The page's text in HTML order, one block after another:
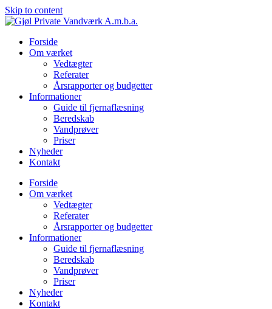
Skip to content
Forside
Om værket
Vedtægter
Referater
Årsrapporter og budgetter
Informationer
Guide til fjernaflæsning
Beredskab
Vandprøver
Priser
Nyheder
Kontakt
Forside
Om værket
Vedtægter
Referater
Årsrapporter og budgetter
Informationer
Guide til fjernaflæsning
Beredskab
Vandprøver
Priser
Nyheder
Kontakt